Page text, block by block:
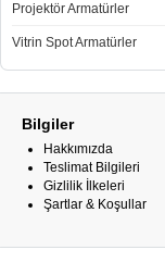
Projektör Armatürler
Vitrin Spot Armatürler
Bilgiler
Hakkımızda
Teslimat Bilgileri
Gizlilik İlkeleri
Şartlar & Koşullar